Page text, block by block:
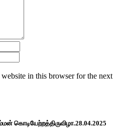
in this browser for the next
கொடியேற்றத்திருவிழா.28.04.2025